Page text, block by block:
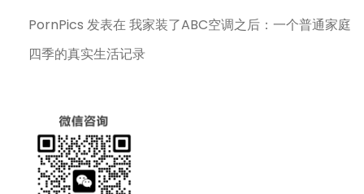
PornPics 发表在我家装了ABC空调之后：一个普通家庭
四季的真实生活记录